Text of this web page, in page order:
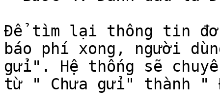
Để tìm lại thông tin
báo phí xong, người
gửi". Hệ thống sẽ
từ " Chưa gửi" thành "